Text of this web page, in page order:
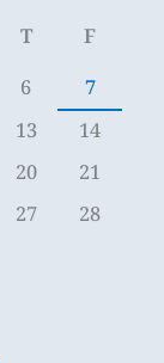
T
F
6
7
13
14
20
21
27
28